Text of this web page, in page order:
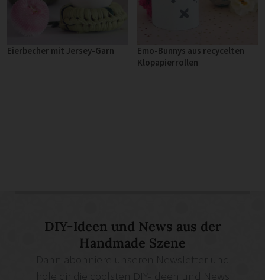
Eierbecher mit Jersey-Garn
Emo-Bunnys aus recycelten
Klopapierrollen
DIY-Ideen und News aus der
Handmade Szene